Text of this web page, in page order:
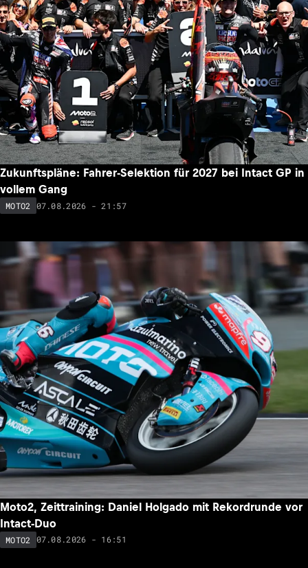
Zukunftspläne: Fahrer-Selektion für 2027 bei Intact GP in
vollem Gang
MOTO2 07.08.2026 - 21:57
Moto2, Zeittraining: Daniel Holgado mit Rekordrunde vor
Intact-Duo
MOTO2 07.08.2026 - 16:51